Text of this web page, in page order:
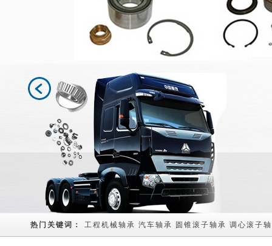
热门关键词： 工程机械轴承 汽车轴承 圆锥滚子轴承 调心滚子